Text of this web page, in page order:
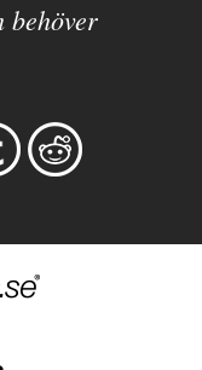
behöver